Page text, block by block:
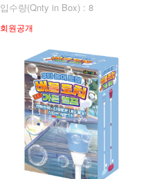
입수량(Qnty in Box) : 8
회원공개